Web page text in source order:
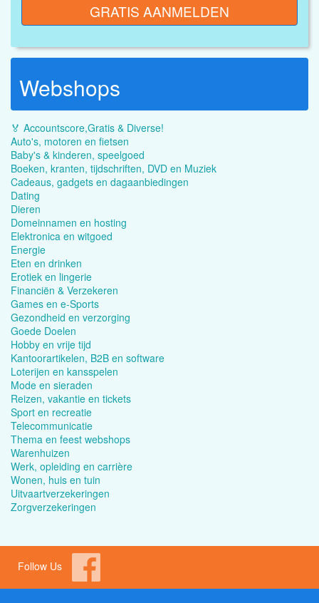
GRATIS AANMELDEN
Webshops
🏅 Accountscore,Gratis & Diverse!
Auto's, motoren en fietsen
Baby's & kinderen, speelgoed
Boeken, kranten, tijdschriften, DVD en Muziek
Cadeaus, gadgets en dagaanbiedingen
Dating
Dieren
Domeinnamen en hosting
Elektronica en witgoed
Energie
Eten en drinken
Erotiek en lingerie
Financiën & Verzekeren
Games en e-Sports
Gezondheid en verzorging
Goede Doelen
Hobby en vrije tijd
Kantoorartikelen, B2B en software
Loterijen en kansspelen
Mode en sieraden
Reizen, vakantie en tickets
Sport en recreatie
Telecommunicatie
Thema en feest webshops
Warenhuizen
Werk, opleiding en carrière
Wonen, huis en tuin
Uitvaartverzekeringen
Zorgverzekeringen
Follow Us